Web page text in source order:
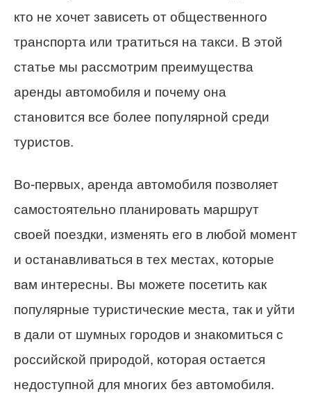
кто не хочет зависеть от общественного
транспорта или тратиться на такси. В этой
статье мы рассмотрим преимущества
аренды автомобиля и почему она
становится все более популярной среди
туристов.
Во-первых, аренда автомобиля позволяет
самостоятельно планировать маршрут
своей поездки, изменять его в любой момент
и останавливаться в тех местах, которые
вам интересны. Вы можете посетить как
популярные туристические места, так и уйти
в дали от шумных городов и знакомиться с
российской природой, которая остается
недоступной для многих без автомобиля.